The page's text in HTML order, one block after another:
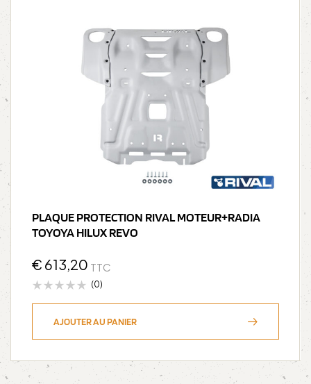
PLAQUE PROTECTION RIVAL MOTEUR+RADIA
TOYOYA HILUX REVO
€ 613,20 TTC
(0)
AJOUTER AU PANIER